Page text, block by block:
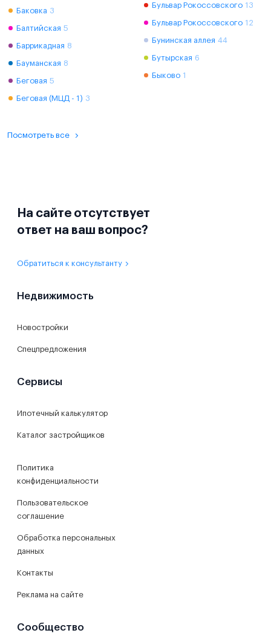
Баковка 3
Балтийская 5
Баррикадная 8
Бауманская 8
Беговая 5
Беговая (МЦД - 1) 3
Бульвар Рокоссовского 13
Бульвар Рокоссовского 12
Бунинская аллея 44
Бутырская 6
Быково 1
Посмотреть все
На сайте отсутствует
ответ на ваш вопрос?
Обратиться к консультанту
Недвижимость
Новостройки
Спецпредложения
Сервисы
Ипотечный калькулятор
Каталог застройщиков
Политика
конфиденциальности
Пользовательское
соглашение
Обработка персональных
данных
Контакты
Реклама на сайте
Сообщество